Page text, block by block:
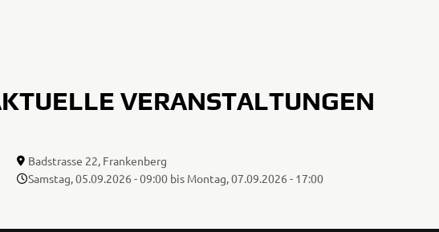
VERANSTALTUNGEN
MOTORRAD AUSFAHRTEN
Badstrasse 22, Frankenberg
Samstag, 05.09.2026 - 09:00 bis Montag, 07.09.2026 - 17:00